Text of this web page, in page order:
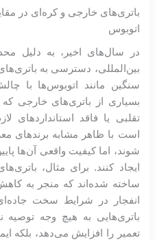
باتری‌های خارجی و کره‌ای در
اتوبوس
در سال‌های اخیر، به دلیل
بین‌المللی، دسترسی به
سنگین مانند اتوبوس‌ها با
بسیاری از باتری‌های خارجی
تقلبی یا فاقد استانداردهای
است با ظاهر مشابه برندهای
شوند، اما کیفیت واقعی آن‌ها
ایجاد کنند. برای مثال،
ساخته شده‌اند که منجر به
انفجار در شرایط سخت
باتری‌هایی به هیچ وجه توصیه
تعمیر را افزایش می‌دهد، بلکه